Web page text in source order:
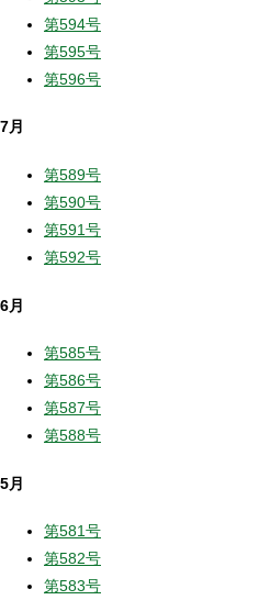
第594号
第595号
第596号
7月
第589号
第590号
第591号
第592号
6月
第585号
第586号
第587号
第588号
5月
第581号
第582号
第583号